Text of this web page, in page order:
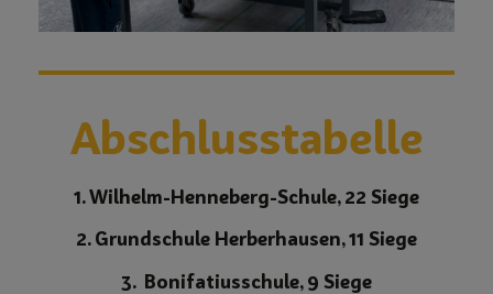
Abschlusstabelle
1. Wilhelm-Henneberg-Schule, 22 Siege
2. Grundschule Herberhausen, 11 Siege
3. Bonifatiusschule, 9 Siege